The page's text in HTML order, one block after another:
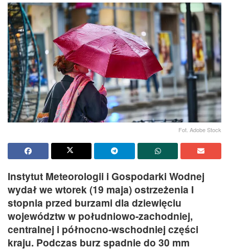
Fot. Adobe Stock
Instytut Meteorologii i Gospodarki Wodnej
wydał we wtorek (19 maja) ostrzeżenia I
stopnia przed burzami dla dziewięciu
województw w południowo-zachodniej,
centralnej i północno-wschodniej części
kraju. Podczas burz spadnie do 30 mm